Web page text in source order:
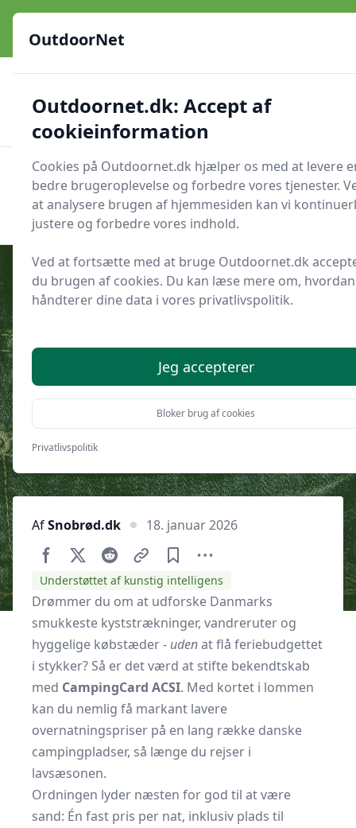
OutdoorNet - Inspiration, guides og grej til livet under åben
himmel
23 produktyper 🔐Sikker nethandel
Verificerede webshops
OutdoorNet
Søg nu
Søg nu
ACSI-rabat på danske
campingpladser - sådan fungerer
ordningen
AfSnobrød.dk 18. januar 2026
Understøttet af kunstig intelligens
Drømmer du om at udforske Danmarks
smukkeste kyststrækninger, vandreruter og
hyggelige købstæder - udenat flå feriebudgettet
i stykker? Så er det værd at stifte bekendtskab
med CampingCard ACSI. Med kortet i lommen
kan du nemlig få markant lavere
overnatningspriser på en lang række danske
campingpladser, så længe du rejser i
lavsæsonen.
Ordningen lyder næsten for god til at være
sand: Én fast pris per nat, inklusiv plads til
OutdoorNet
Outdoornet.dk: Accept af
cookieinformation
Cookies på Outdoornet.dk hjælper os med at levere
bedre brugeroplevelse og forbedre vores tjenester.
at analysere brugen af hjemmesiden kan vi
justere og forbedre vores indhold.
Ved at fortsætte med at bruge Outdoornet.dk
du brugen af cookies. Du kan læse mere om,
håndterer dine data i vores privatlivspolitik.
Jeg accepterer
Bloker brug af cookies
Privatlivspolitik